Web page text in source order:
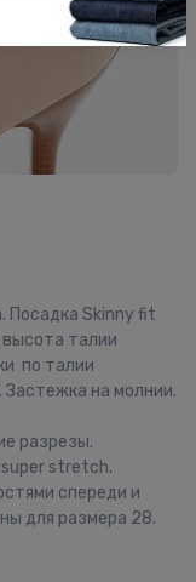
Посадка Skinny fit
талии
по талии
на молнии.
разрезы.
stretch.
спереди и
для размера 28.